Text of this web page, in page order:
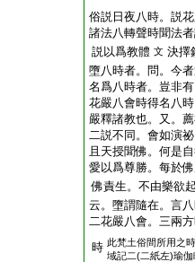
俗説日夜八時。説
諸法八轉聲時聞法
説以爲教體 文 決擇
墮八時者。問。今
名爲八時者。豈非
花嚴八會時得名八
嚴釋諸教也。又。
二説不同。會如演
且天授聞佛。何是
愛以爲尊勝。每於
佛責生。不由樂欲
云。墮謂隨在。言
二花嚴八會。三兩
時 此梵土俗間所用之
域記二(二紙左)瑜